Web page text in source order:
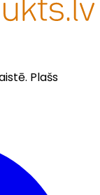
Plašs